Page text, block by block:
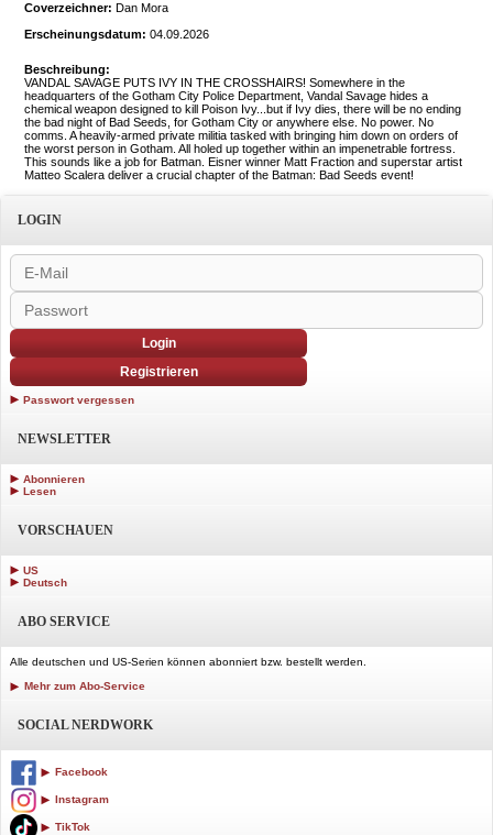
Coverzeichner: Dan Mora
Erscheinungsdatum: 04.09.2026
Beschreibung:
VANDAL SAVAGE PUTS IVY IN THE CROSSHAIRS! Somewhere in the
headquarters of the Gotham City Police Department, Vandal Savage hides a
chemical weapon designed to kill Poison Ivy...but if Ivy dies, there will be no ending
the bad night of Bad Seeds, for Gotham City or anywhere else. No power. No
comms. A heavily-armed private militia tasked with bringing him down on orders of
the worst person in Gotham. All holed up together within an impenetrable fortress.
This sounds like a job for Batman. Eisner winner Matt Fraction and superstar artist
Matteo Scalera deliver a crucial chapter of the Batman: Bad Seeds event!
LOGIN
Login
Registrieren
Passwort vergessen
NEWSLETTER
Abonnieren
Lesen
VORSCHAUEN
US
Deutsch
ABO SERVICE
Alle deutschen und US-Serien können abonniert bzw. bestellt werden.
Mehr zum Abo-Service
SOCIAL NERDWORK
Facebook
Instagram
TikTok